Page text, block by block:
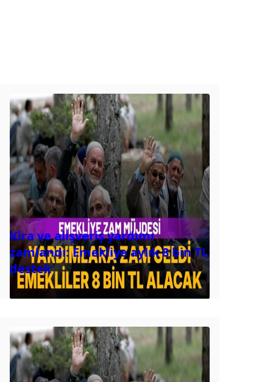
Kira ve alışveriş yardımı
zamlandı: Emekliye aylık 8 bin TL
destek